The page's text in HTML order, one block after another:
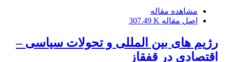
مشاهده مقاله
اصل مقاله 307.49 K
رژیم های بین المللی و تحولات سیاسی –
اقتصادی در قفقاز